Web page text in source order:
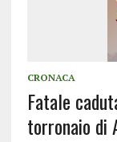
CRONACA
Fatale
torronaio di